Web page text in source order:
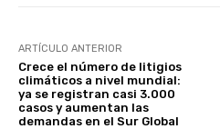
ARTÍCULO ANTERIOR
Crece el número de litigios
climáticos a nivel mundial:
ya se registran casi 3.000
casos y aumentan las
demandas en el Sur Global